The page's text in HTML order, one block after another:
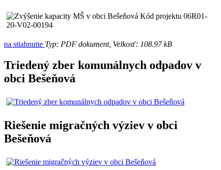
na stiahnutie Typ: PDF dokument, Velkosť: 108.97 kB
Triedený zber komunálnych odpadov v
obci Bešeňová
Riešenie migračných výziev v obci
Bešeňová